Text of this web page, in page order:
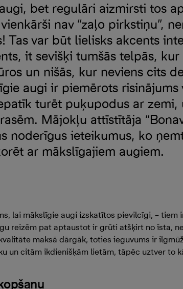
bet regulāri aizmirsti tos
nav “zaļo pirkstiņu”,
Tas var būt lielisks akcents
it sevišķi tumšās telpās,
un nišās, kur neviens cits
augi ir piemērots risinājums
turēt puķupodus ar zemi,
Mājokļu attīstītāja
noderīgus ieteikumus, ko
ar mākslīgajiem augiem.
lai mākslīgie augi izskatītos pievilcīgi, –
reizēm pat aptaustot ir grūti atšķirt no īsta,
maksā dārgāk, toties ieguvums ir
un citām ikdienišķām lietām, tāpēc uztver to